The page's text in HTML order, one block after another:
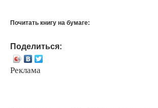
Почитать книгу на бумаге:
Поделиться:
Реклама